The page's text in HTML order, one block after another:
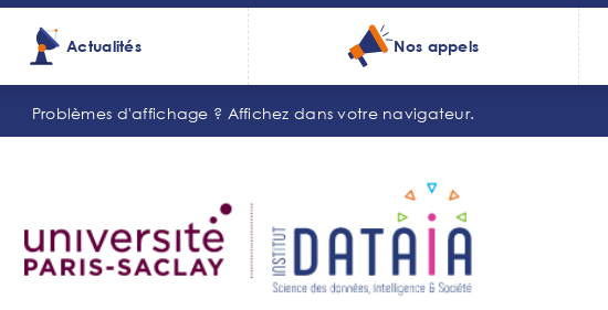
Actualités Nos appels
Problèmes d'affichage ? Affichez dans votre navigateur.